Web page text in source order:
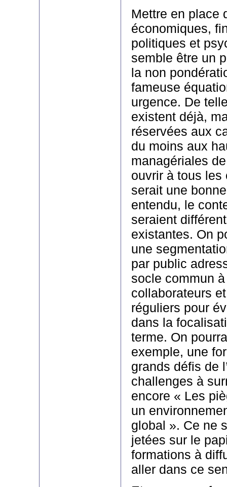
Mettre en place
économiques,
politiques et
semble être un
la non
fameuse
urgence. De
existent déjà,
réservées aux
du moins aux
managériales
ouvrir à tous les
serait une
entendu, le
seraient
existantes. On
une
par public
socle commun
collaborateurs
réguliers pour
dans la
terme. On
exemple, une
grands défis de
challenges à
encore « Les
un
global ». Ce ne
jetées sur le
formations à
aller dans ce